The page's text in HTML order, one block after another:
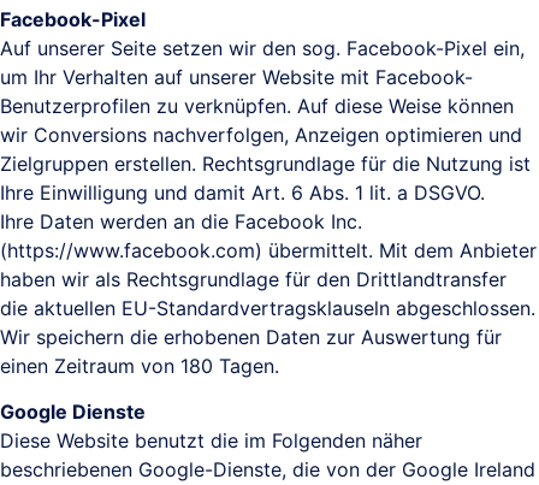
Facebook-Pixel
Auf unserer Seite setzen wir den sog. Facebook-Pixel ein,
um Ihr Verhalten auf unserer Website mit Facebook-
Benutzerprofilen zu verknüpfen. Auf diese Weise können
wir Conversions nachverfolgen, Anzeigen optimieren und
Zielgruppen erstellen. Rechtsgrundlage für die Nutzung ist
Ihre Einwilligung und damit Art. 6 Abs. 1 lit. a DSGVO.
Ihre Daten werden an die Facebook Inc.
(https://www.facebook.com) übermittelt. Mit dem Anbieter
haben wir als Rechtsgrundlage für den Drittlandtransfer
die aktuellen EU-Standardvertragsklauseln abgeschlossen.
Wir speichern die erhobenen Daten zur Auswertung für
einen Zeitraum von 180 Tagen.
Google Dienste
Diese Website benutzt die im Folgenden näher
beschriebenen Google-Dienste, die von der Google Ireland